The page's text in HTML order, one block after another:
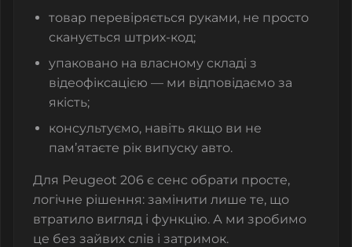
товар перевіряється руками, не просто
сканується штрих-код;
упаковано на власному складі з
відеофіксацією — ми відповідаємо за
якість;
консультуємо, навіть якщо ви не
пам’ятаєте рік випуску авто.
Для Peugeot 206 є сенс обрати просте,
логічне рішення: замінити лише те, що
втратило вигляд і функцію. А ми зробимо
це без зайвих слів і затримок.